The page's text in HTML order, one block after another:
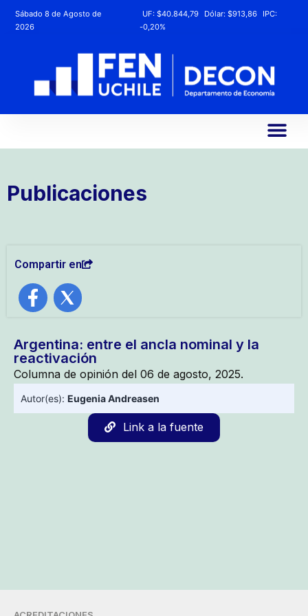
Sábado 8 de Agosto de
2026
UF:$40.844,79 Dólar:$913,86
IPC:
-0,20%
Publicaciones
Compartir en
Argentina: entre el ancla nominal y la
reactivación
Columna de opinión del 06 de agosto, 2025.
Autor(es): Eugenia Andreasen
Link a la fuente